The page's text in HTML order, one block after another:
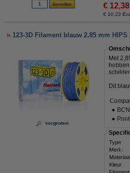
€ 12,38
€ 10,23
123-3D Filament blauw 2,85 mm
vergroten
Met
Dit
●
●
Type:
Merk:
Kleur: